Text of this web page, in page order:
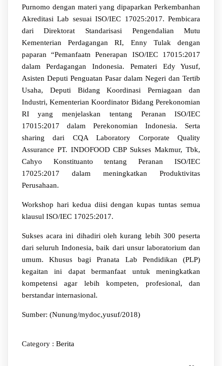
Purnomo dengan materi yang dipaparkan Perkembanhan
Akreditasi Lab sesuai ISO/IEC 17025:2017. Pembicara
dari Direktorat Standarisasi Pengendalian Mutu
Kementerian Perdagangan RI, Enny Tulak dengan
paparan “Pemanfaatn Penerapan ISO/IEC 17015:2017
dalam Perdagangan Indonesia. Pemateri Edy Yusuf,
Asisten Deputi Penguatan Pasar dalam Negeri dan Tertib
Usaha, Deputi Bidang Koordinasi Perniagaan dan
Industri, Kementerian Koordinator Bidang Perekonomian
RI yang menjelaskan tentang Peranan ISO/IEC
17015:2017 dalam Perekonomian Indonesia. Serta
sharing dari CQA Laboratory Corporate Quality
Assurance PT. INDOFOOD CBP Sukses Makmur, Tbk,
Cahyo Konstituanto tentang Peranan ISO/IEC
17025:2017 dalam meningkatkan Produktivitas
Perusahaan.
Workshop hari kedua diisi dengan kupas tuntas semua
klausul ISO/IEC 17025:2017.
Sukses acara ini dihadiri oleh kurang lebih 300 peserta
dari seluruh Indonesia, baik dari unsur laboratorium dan
umum. Khusus bagi Pranata Lab Pendidikan (PLP)
kegaitan ini dapat bermanfaat untuk meningkatkan
kompetensi agar lebih kompeten, profesional, dan
berstandar internasional.
Sumber: (Nunung/mydoc,yusuf/2018)
Category : Berita